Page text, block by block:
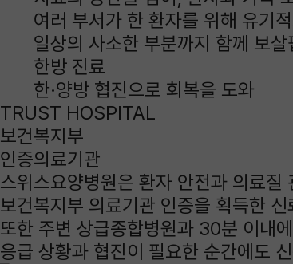
여러 부서가 한 환자를 위해 유기
일상의 사소한 부분까지 함께 보살
한방 진료
한·양방 협진으로 회복을 도와
TRUST HOSPITAL
보건복지부
인증의료기관
스위스요양병원은 환자 안전과 의료질
보건복지부 의료기관 인증을 획득한
또한 주변 상급종합병원과 30분 이내
응급 상황과 협진이 필요한 순간에도